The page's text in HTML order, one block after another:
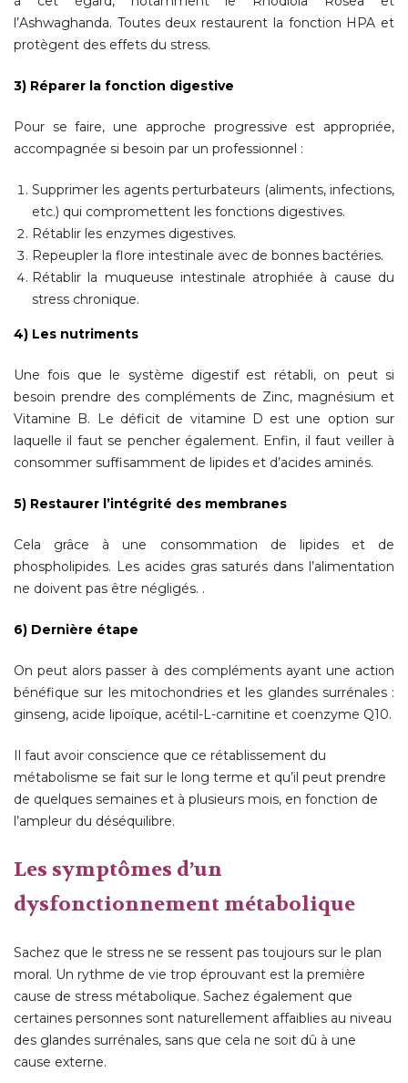
l’Ashwaghanda. Toutes deux restaurent la fonction HPA et
protègent des effets du stress.
3) Réparer la fonction digestive
Pour se faire, une approche progressive est appropriée,
accompagnée si besoin par un professionnel :
Supprimer les agents perturbateurs (aliments, infections,
etc.) qui compromettent les fonctions digestives.
Rétablir les enzymes digestives.
Repeupler la flore intestinale avec de bonnes bactéries.
Rétablir la muqueuse intestinale atrophiée à cause du
stress chronique.
4) Les nutriments
Une fois que le système digestif est rétabli, on peut si
besoin prendre des compléments de Zinc, magnésium et
Vitamine B. Le déficit de vitamine D est une option sur
laquelle il faut se pencher également. Enfin, il faut veiller à
consommer suffisamment de lipides et d’acides aminés.
5) Restaurer l’intégrité des membranes
Cela grâce à une consommation de lipides et de
phospholipides. Les acides gras saturés dans l’alimentation
ne doivent pas être négligés. .
6) Dernière étape
On peut alors passer à des compléments ayant une action
bénéfique sur les mitochondries et les glandes surrénales :
ginseng, acide lipoïque, acétil-L-carnitine et coenzyme Q10.
Il faut avoir conscience que ce rétablissement du
métabolisme se fait sur le long terme et qu’il peut prendre
de quelques semaines et à plusieurs mois, en fonction de
l’ampleur du déséquilibre.
Les symptômes d’un
dysfonctionnement métabolique
Sachez que le stress ne se ressent pas toujours sur le plan
moral. Un rythme de vie trop éprouvant est la première
cause de stress métabolique. Sachez également que
certaines personnes sont naturellement affaiblies au niveau
des glandes surrénales, sans que cela ne soit dû à une
cause externe.